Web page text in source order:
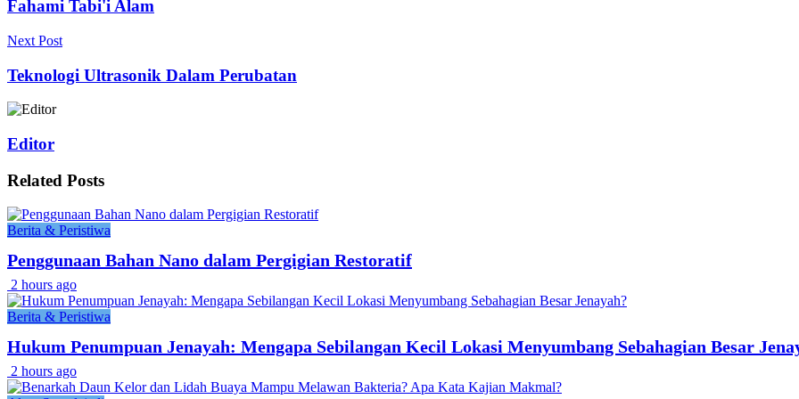
Fahami Tabi'i Alam
Next Post
Teknologi Ultrasonik Dalam Perubatan
Editor
Related Posts
Berita & Peristiwa
Penggunaan Bahan Nano dalam Pergigian Restoratif
2 hours ago
Berita & Peristiwa
Hukum Penumpuan Jenayah: Mengapa Sebilangan Kecil Lokasi Menyumbang Sebahagian Besar
2 hours ago